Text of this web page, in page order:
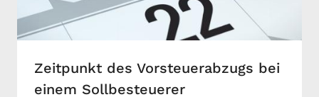
Zeitpunkt des Vorsteuerabzugs bei
einem Sollbesteuerer